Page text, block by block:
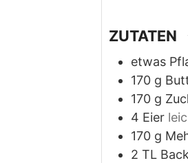
ZUTATEN
etwas
170 g
170 g
4 Eier
170 g
2 TL